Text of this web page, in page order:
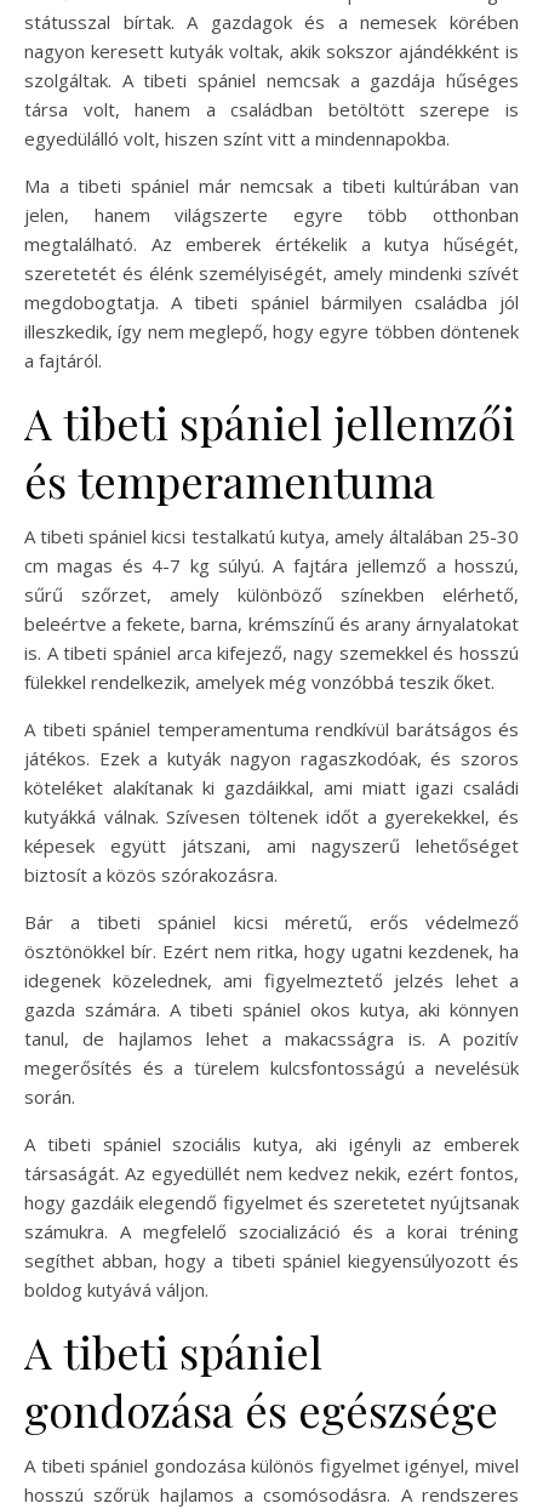
státusszal bírtak. A gazdagok és a nemesek körében
nagyon keresett kutyák voltak, akik sokszor ajándékként is
szolgáltak. A tibeti spániel nemcsak a gazdája hűséges
társa volt, hanem a családban betöltött szerepe is
egyedülálló volt, hiszen színt vitt a mindennapokba.
Ma a tibeti spániel már nemcsak a tibeti kultúrában van
jelen, hanem világszerte egyre több otthonban
megtalálható. Az emberek értékelik a kutya hűségét,
szeretetét és élénk személyiségét, amely mindenki szívét
megdobogtatja. A tibeti spániel bármilyen családba jól
illeszkedik, így nem meglepő, hogy egyre többen döntenek
a fajtáról.
A tibeti spániel jellemzői
és temperamentuma
A tibeti spániel kicsi testalkatú kutya, amely általában 25-30
cm magas és 4-7 kg súlyú. A fajtára jellemző a hosszú,
sűrű szőrzet, amely különböző színekben elérhető,
beleértve a fekete, barna, krémszínű és arany árnyalatokat
is. A tibeti spániel arca kifejező, nagy szemekkel és hosszú
fülekkel rendelkezik, amelyek még vonzóbbá teszik őket.
A tibeti spániel temperamentuma rendkívül barátságos és
játékos. Ezek a kutyák nagyon ragaszkodóak, és szoros
köteléket alakítanak ki gazdáikkal, ami miatt igazi családi
kutyákká válnak. Szívesen töltenek időt a gyerekekkel, és
képesek együtt játszani, ami nagyszerű lehetőséget
biztosít a közös szórakozásra.
Bár a tibeti spániel kicsi méretű, erős védelmező
ösztönökkel bír. Ezért nem ritka, hogy ugatni kezdenek, ha
idegenek közelednek, ami figyelmeztető jelzés lehet a
gazda számára. A tibeti spániel okos kutya, aki könnyen
tanul, de hajlamos lehet a makacsságra is. A pozitív
megerősítés és a türelem kulcsfontosságú a nevelésük
során.
A tibeti spániel szociális kutya, aki igényli az emberek
társaságát. Az egyedüllét nem kedvez nekik, ezért fontos,
hogy gazdáik elegendő figyelmet és szeretetet nyújtsanak
számukra. A megfelelő szocializáció és a korai tréning
segíthet abban, hogy a tibeti spániel kiegyensúlyozott és
boldog kutyává váljon.
A tibeti spániel
gondozása és egészsége
A tibeti spániel gondozása különös figyelmet igényel, mivel
hosszú szőrük hajlamos a csomósodásra. A rendszeres